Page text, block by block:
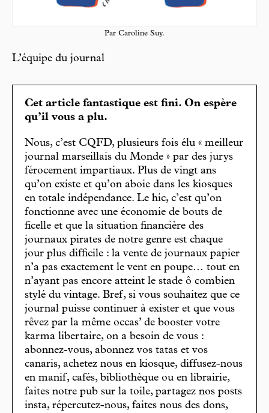
Par Caroline Suy.
L’équipe du journal
Cet article fantastique est fini. On espère
qu’il vous a plu.
Nous, c’est CQFD, plusieurs fois élu « meilleur
journal marseillais du Monde » par des jurys
férocement impartiaux. Plus de vingt ans
qu’on existe et qu’on aboie dans les kiosques
en totale indépendance. Le hic, c’est qu’on
fonctionne avec une économie de bouts de
ficelle et que la situation financière des
journaux pirates de notre genre est chaque
jour plus difficile : la vente de journaux papier
n’a pas exactement le vent en poupe… tout en
n’ayant pas encore atteint le stade ô combien
stylé du vintage. Bref, si vous souhaitez que ce
journal puisse continuer à exister et que vous
rêvez par la même occas’ de booster votre
karma libertaire, on a besoin de vous :
abonnez-vous, abonnez vos tatas et vos
canaris, achetez nous en kiosque, diffusez-nous
en manif, cafés, bibliothèque ou en librairie,
faites notre pub sur la toile, partagez nos posts
insta, répercutez-nous, faites nous des dons,